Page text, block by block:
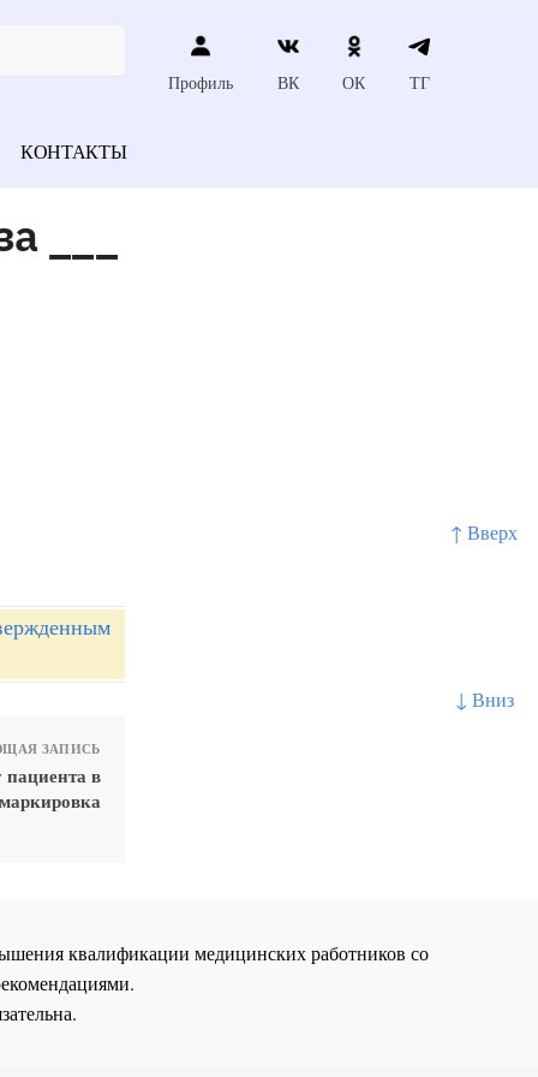
↑ Вверх
↓ Вниз
Профиль ВК ОК ТГ
КОНТАКТЫ
___
ЗАПИСЬ
в
квалификации медицинских работников со